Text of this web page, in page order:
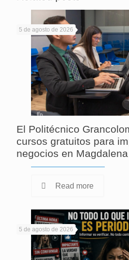
5 de agosto de 2026
El Politécnico
cursos gratuitos para
negocios en Magdalena
Read more
5 de agosto de 2026